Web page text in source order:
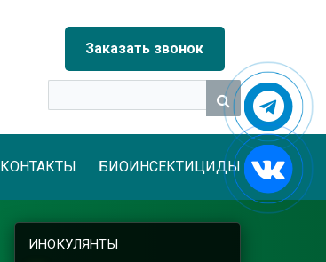
Заказать звонок
КОНТАКТЫ БИОИНСЕКТИЦИДЫ
ИНОКУЛЯНТЫ